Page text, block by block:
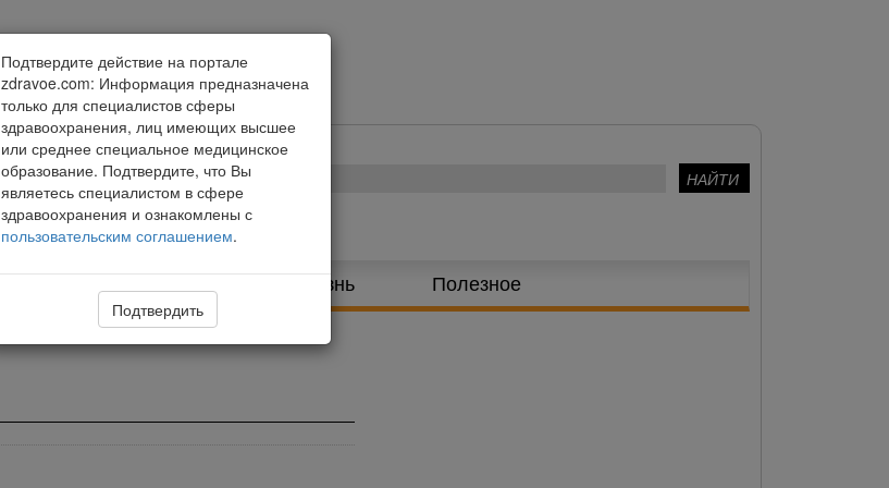
Питание и диета Здоровая жизнь Полезное
Подтвердите действие на портале
zdravoe.com: Информация предназначена
только для специалистов сферы
здравоохранения, лиц имеющих высшее
или среднее специальное медицинское
образование. Подтвердите, что Вы
являетесь специалистом в сфере
здравоохранения и ознакомлены с
пользовательским соглашением.
Подтвердить